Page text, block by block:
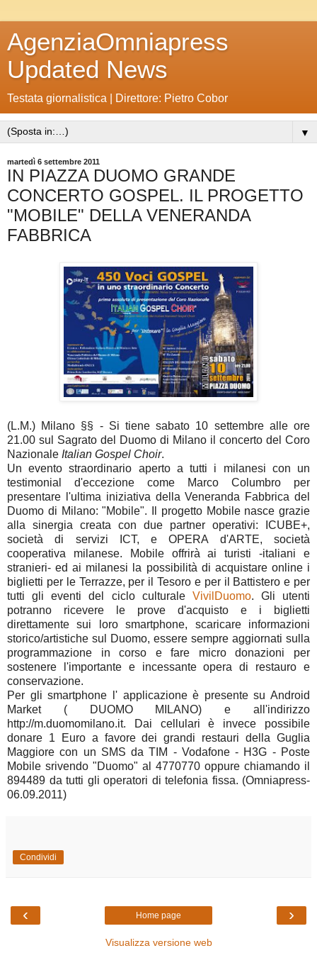
AgenziaOmniapress
Updated News
Testata giornalistica | Direttore: Pietro Cobor
▼
martedì 6 settembre 2011
IN PIAZZA DUOMO GRANDE
CONCERTO GOSPEL. IL PROGETTO
"MOBILE" DELLA VENERANDA
FABBRICA
(L.M.) Milano §§ - Si tiene sabato 10 settembre alle ore
21.00 sul Sagrato del Duomo di Milano il concerto del Coro
Nazionale Italian Gospel Choir.
Un evento straordinario aperto a tutti i milanesi con un
testimonial d'eccezione come Marco Columbro per
presentare l'ultima iniziativa della Veneranda Fabbrica del
Duomo di Milano: "Mobile". Il progetto Mobile nasce grazie
alla sinergia creata con due partner operativi: ICUBE+,
società di servizi ICT, e OPERA d'ARTE, società
cooperativa milanese. Mobile offrirà ai turisti -italiani e
stranieri- ed ai milanesi la possibilità di acquistare online i
biglietti per le Terrazze, per il Tesoro e per il Battistero e per
tutti gli eventi del ciclo culturale VivilDuomo. Gli utenti
potranno ricevere le prove d'acquisto e i biglietti
direttamente sui loro smartphone, scaricare informazioni
storico/artistiche sul Duomo, essere sempre aggiornati sulla
programmazione in corso e fare micro donazioni per
sostenere l'importante e incessante opera di restauro e
conservazione.
Per gli smartphone l' applicazione è presente su Android
Market ( DUOMO MILANO) e all'indirizzo
http://m.duomomilano.it. Dai cellulari è invece possibile
donare 1 Euro a favore dei grandi restauri della Guglia
Maggiore con un SMS da TIM - Vodafone - H3G - Poste
Mobile srivendo "Duomo" al 4770770 oppure chiamando il
894489 da tutti gli operatori di telefonia fissa. (Omniapress-
06.09.2011)
Condividi
‹ ›
Home page
Visualizza versione web